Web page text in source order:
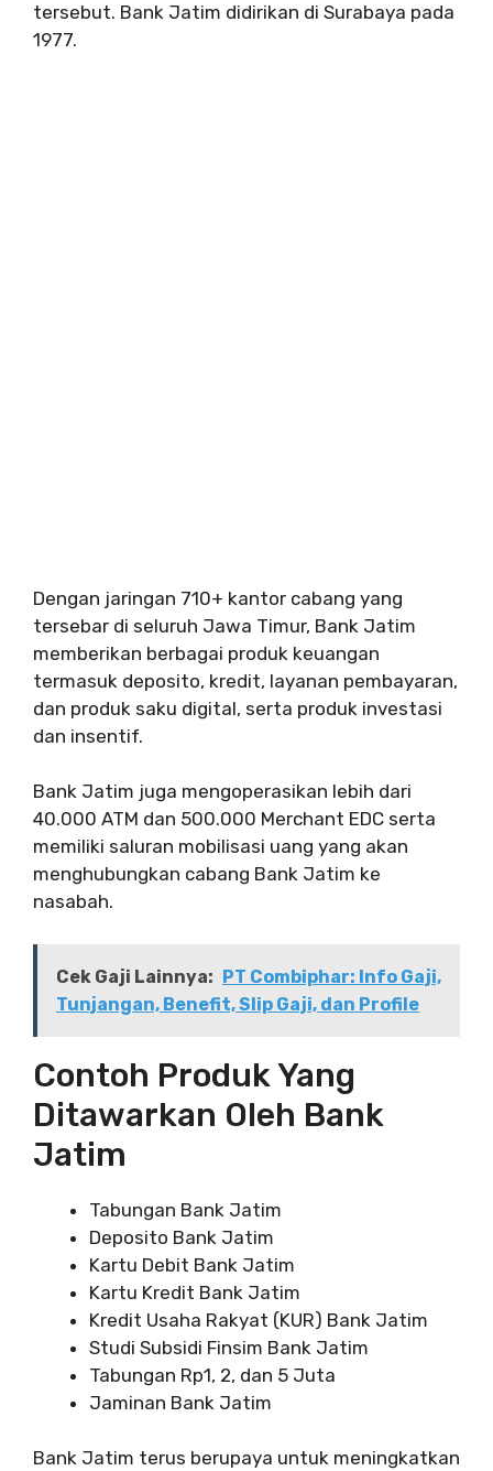
tersebut. Bank Jatim didirikan di Surabaya pada
1977.
Dengan jaringan 710+ kantor cabang yang
tersebar di seluruh Jawa Timur, Bank Jatim
memberikan berbagai produk keuangan
termasuk deposito, kredit, layanan pembayaran,
dan produk saku digital, serta produk investasi
dan insentif.
Bank Jatim juga mengoperasikan lebih dari
40.000 ATM dan 500.000 Merchant EDC serta
memiliki saluran mobilisasi uang yang akan
menghubungkan cabang Bank Jatim ke
nasabah.
Cek Gaji Lainnya: PT Combiphar: Info Gaji,
Tunjangan, Benefit, Slip Gaji, dan Profile
Contoh Produk Yang
Ditawarkan Oleh Bank
Jatim
Tabungan Bank Jatim
Deposito Bank Jatim
Kartu Debit Bank Jatim
Kartu Kredit Bank Jatim
Kredit Usaha Rakyat (KUR) Bank Jatim
Studi Subsidi Finsim Bank Jatim
Tabungan Rp1, 2, dan 5 Juta
Jaminan Bank Jatim
Bank Jatim terus berupaya untuk meningkatkan